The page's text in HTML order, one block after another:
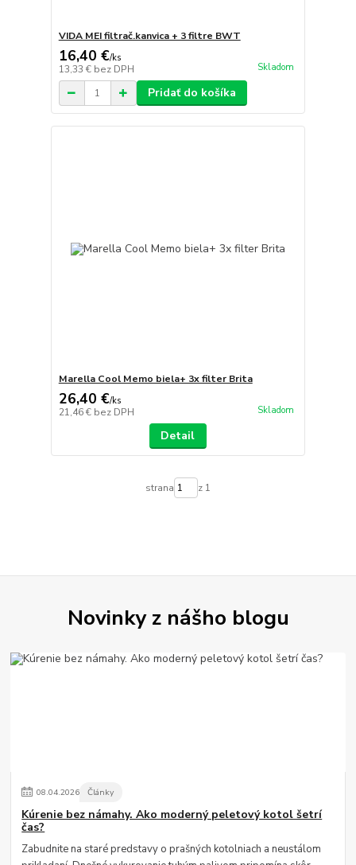
VIDA MEI filtrač.kanvica + 3 filtre BWT
16,40 €/ks
13,33 € bez DPH Skladom
Pridať do košíka
Marella Cool Memo biela+ 3x filter Brita
26,40 €/ks
21,46 € bez DPH Skladom
Detail
strana z 1
Novinky z nášho blogu
08.04.2026 Články
Kúrenie bez námahy. Ako moderný peletový kotol šetrí
čas?
Zabudnite na staré predstavy o prašných kotolniach a neustálom